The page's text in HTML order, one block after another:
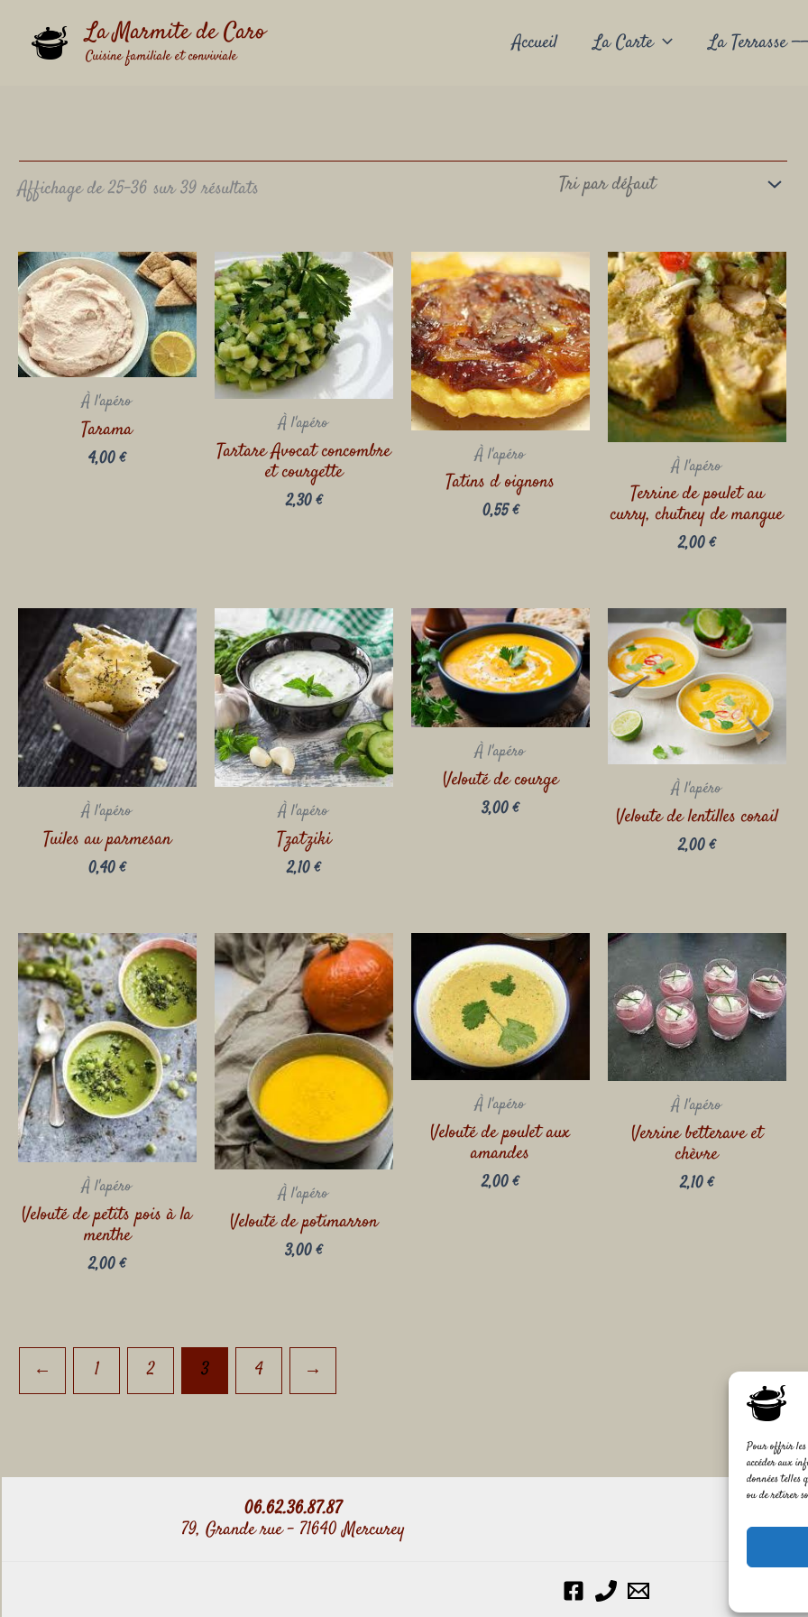
Pour offrir les
accéder aux
données
ou de retirer
contenu
La Marmite de Caro
Cuisine familiale et conviviale
Accueil La Carte La Terrasse
Affichage de 25–36 sur 39 résultats
À l'apéro
Tarama
4,00€
À l'apéro
Tartare Avocat concombre
et courgette
2,30€
À l'apéro
Tatins d oignons
0,55€
À l'apéro
Terrine de poulet au
curry, chutney de mangue
2,00€
À l'apéro
Tuiles au parmesan
0,40€
À l'apéro
Tzatziki
2,10€
À l'apéro
Velouté de courge
3,00€
À l'apéro
Veloute de lentilles corail
2,00€
À l'apéro
Velouté de petits pois à la
menthe
2,00€
À l'apéro
Velouté de potimarron
3,00€
À l'apéro
Velouté de poulet aux
amandes
2,00€
À l'apéro
Verrine betterave et
chèvre
2,10€
← 1 2 3 4 →
06.62.36.87.87
79, Grande rue - 71640 Mercurey